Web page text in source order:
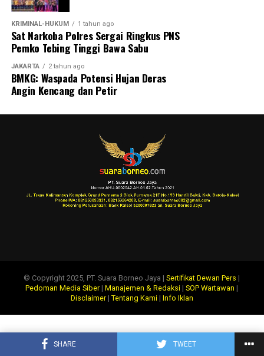
SHARE TWEET
KRIMINAL-HUKUM 1 tahun ago
Sat Narkoba Polres Sergai Ringkus PNS
Pemko Tebing Tinggi Bawa Sabu
JAKARTA 2 tahun ago
BMKG: Waspada Potensi Hujan Deras
Angin Kencang dan Petir
© Copyright 2025, PT. Suara Borneo Jaya |Sertifikat Dewan Pers |
Pedoman Media Siber|Manajemen & Redaksi |SOP Wartawan |
Disclaimer| Tentang Kami| Info Iklan